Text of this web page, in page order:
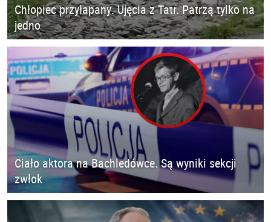
Chłopiec przyłapany. Ujęcia z Tatr. Patrzą tylko na
jedno
Ciało aktora na Bachledówce. Są wyniki sekcji
zwłok